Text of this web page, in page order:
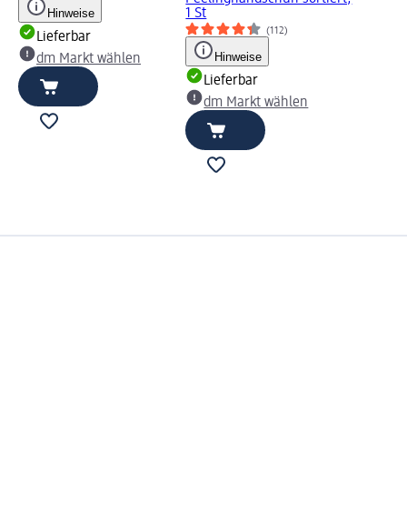
Hinweise
Lieferbar
dm Markt wählen
1 St
(112)
Hinweise
Lieferbar
dm Markt wählen